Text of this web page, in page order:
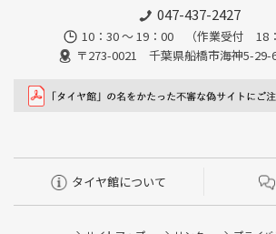
047-437-2427
10：30 ～ 19：00 （作業受付 18：
〒273-0021 千葉県船橋市海神5-29-
タイヤ館について